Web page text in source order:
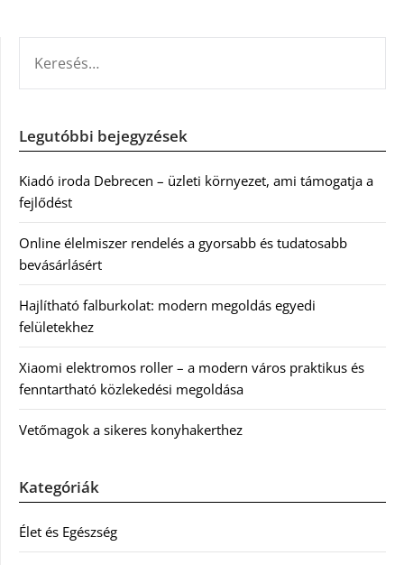
Legutóbbi bejegyzések
Kiadó iroda Debrecen – üzleti környezet, ami támogatja a
fejlődést
Online élelmiszer rendelés a gyorsabb és tudatosabb
bevásárlásért
Hajlítható falburkolat: modern megoldás egyedi
felületekhez
Xiaomi elektromos roller – a modern város praktikus és
fenntartható közlekedési megoldása
Vetőmagok a sikeres konyhakerthez
Kategóriák
Élet és Egészség